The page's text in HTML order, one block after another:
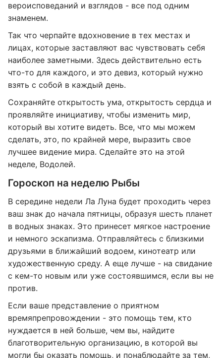
вероисповеданий и взглядов - все под одним
знаменем.
Так что черпайте вдохновение в тех местах и
лицах, которые заставляют вас чувствовать себя
наиболее заметными. Здесь действительно есть
что-то для каждого, и это девиз, который нужно
взять с собой в каждый день.
Сохраняйте открытость ума, открытость сердца и
проявляйте инициативу, чтобы изменить мир,
который вы хотите видеть. Все, что мы можем
сделать, это, по крайней мере, выразить свое
лучшее видение мира. Сделайте это на этой
неделе, Водолей.
Гороскоп на неделю Рыбы
В середине недели Ла Луна будет проходить через
ваш знак до начала пятницы, образуя шесть планет
в водных знаках. Это принесет мягкое настроение
и немного эскапизма. Отправляйтесь с близкими
друзьями в ближайший водоем, кинотеатр или
художественную среду. А еще лучше - на свидание
с кем-то новым или уже состоявшимся, если вы не
против.
Если ваше представление о приятном
времяпрепровождении - это помощь тем, кто
нуждается в ней больше, чем вы, найдите
благотворительную организацию, в которой вы
могли бы оказать помощь, и понаблюдайте за тем,